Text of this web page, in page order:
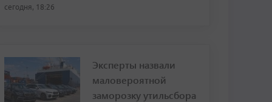
сегодня, 18:26
Эксперты назвали
маловероятной
заморозку утильсбора